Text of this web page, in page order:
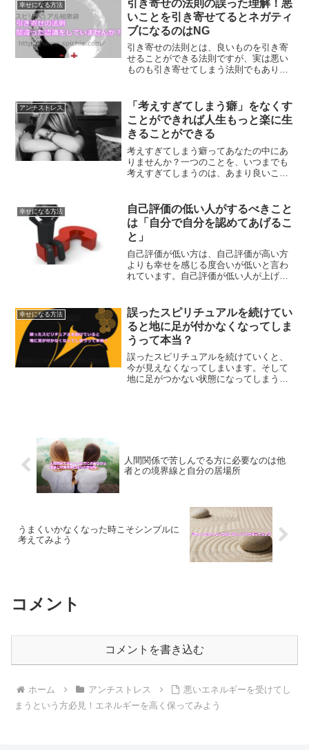
幸せになる方法
引き寄せの法則の誤った理解！悪
いことを引き寄せてるとネガティ
ブになるのはNG
引き寄せの法則とは、良いものを引き寄
せることができる法則ですが、実は悪い
ものも引き寄せてしまう法則でもありま
アンチストレス
「考えすぎてしまう癖」をなくす
ことができれば人生もっと楽に生
きることができる
考えすぎてしまう癖ってあなたの中にあ
りませんか？一つのことを、いつまでも
考えすぎてしまうのは、あまり良いこと
ようになるはずです。
幸せになる方法
自己評価の低い人がするべきこと
は「自分で自分を認めてあげるこ
と」
自己評価が低い方は、自己評価が高い方
よりも幸せを感じる度合いが低いと言わ
れています。自己評価が低い人が上げて
げる方法について、解説していきます。
幸せになる方法
誤ったスピリチュアルを続けてい
ると地に足が付かなくなってしま
うって本当？
誤ったスピリチュアルを続けていくと、
今が見えなくなってしまいます。そして
地に足がつかない状態になってしまう可
人間関係で苦しんでる方に必要なのは他
者との境界線と自分の居場所
うまくいかなくなった時こそシンプルに
考えてみよう
コメント
コメントを書き込む
ホーム アンチストレス
悪いエネルギーを受けてし
まうという方必見！エネルギーを高く保ってみよう